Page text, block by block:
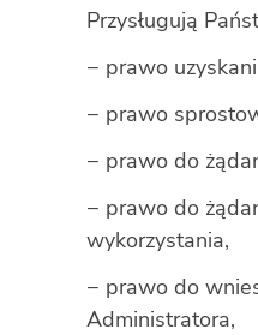
Przysługują
− prawo
− prawo
− prawo do
− prawo do
wykorzystania,
− prawo do
Administratora,